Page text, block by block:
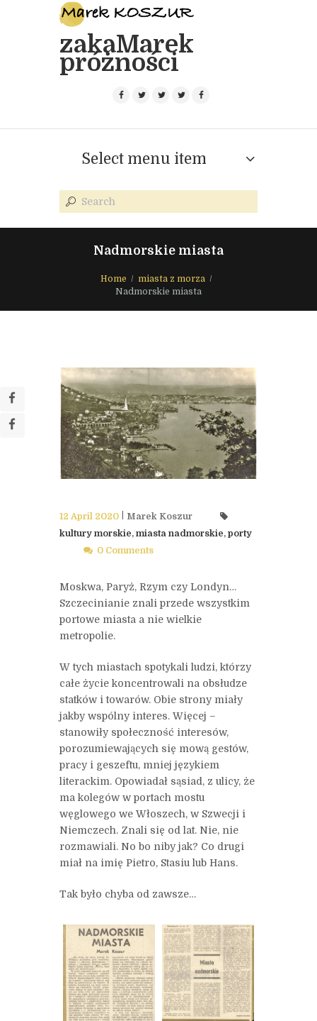
zakaMarek
próżności
Select menu item
Nadmorskie miasta
Home
miasta z morza
Nadmorskie miasta
12 April 2020
Marek Koszur
kultury morskie, miasta nadmorskie, porty
0 Comments
Moskwa, Paryż, Rzym czy Londyn…
Szczecinianie znali przede wszystkim
portowe miasta a nie wielkie
metropolie.
W tych miastach spotykali ludzi, którzy
całe życie koncentrowali na obsłudze
statków i towarów. Obie strony miały
jakby wspólny interes. Więcej –
stanowiły społeczność interesów,
porozumiewających się mową gestów,
pracy i geszeftu, mniej językiem
literackim. Opowiadał sąsiad, z ulicy, że
ma kolegów w portach mostu
węglowego we Włoszech, w Szwecji i
Niemczech. Znali się od lat. Nie, nie
rozmawiali. No bo niby jak? Co drugi
miał na imię Pietro, Stasiu lub Hans.
Tak było chyba od zawsze…